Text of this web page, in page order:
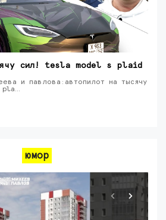
сил! tesla model s plaid
и павлова:автопилот на тысячу
юмор